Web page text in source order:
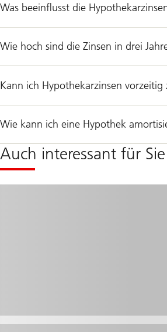
Was beeinflusst die
Wie hoch sind die Zinsen in drei
Kann ich Hypothekarzinsen vorzeitig
Wie kann ich eine Hypothek
Auch interessant für Sie